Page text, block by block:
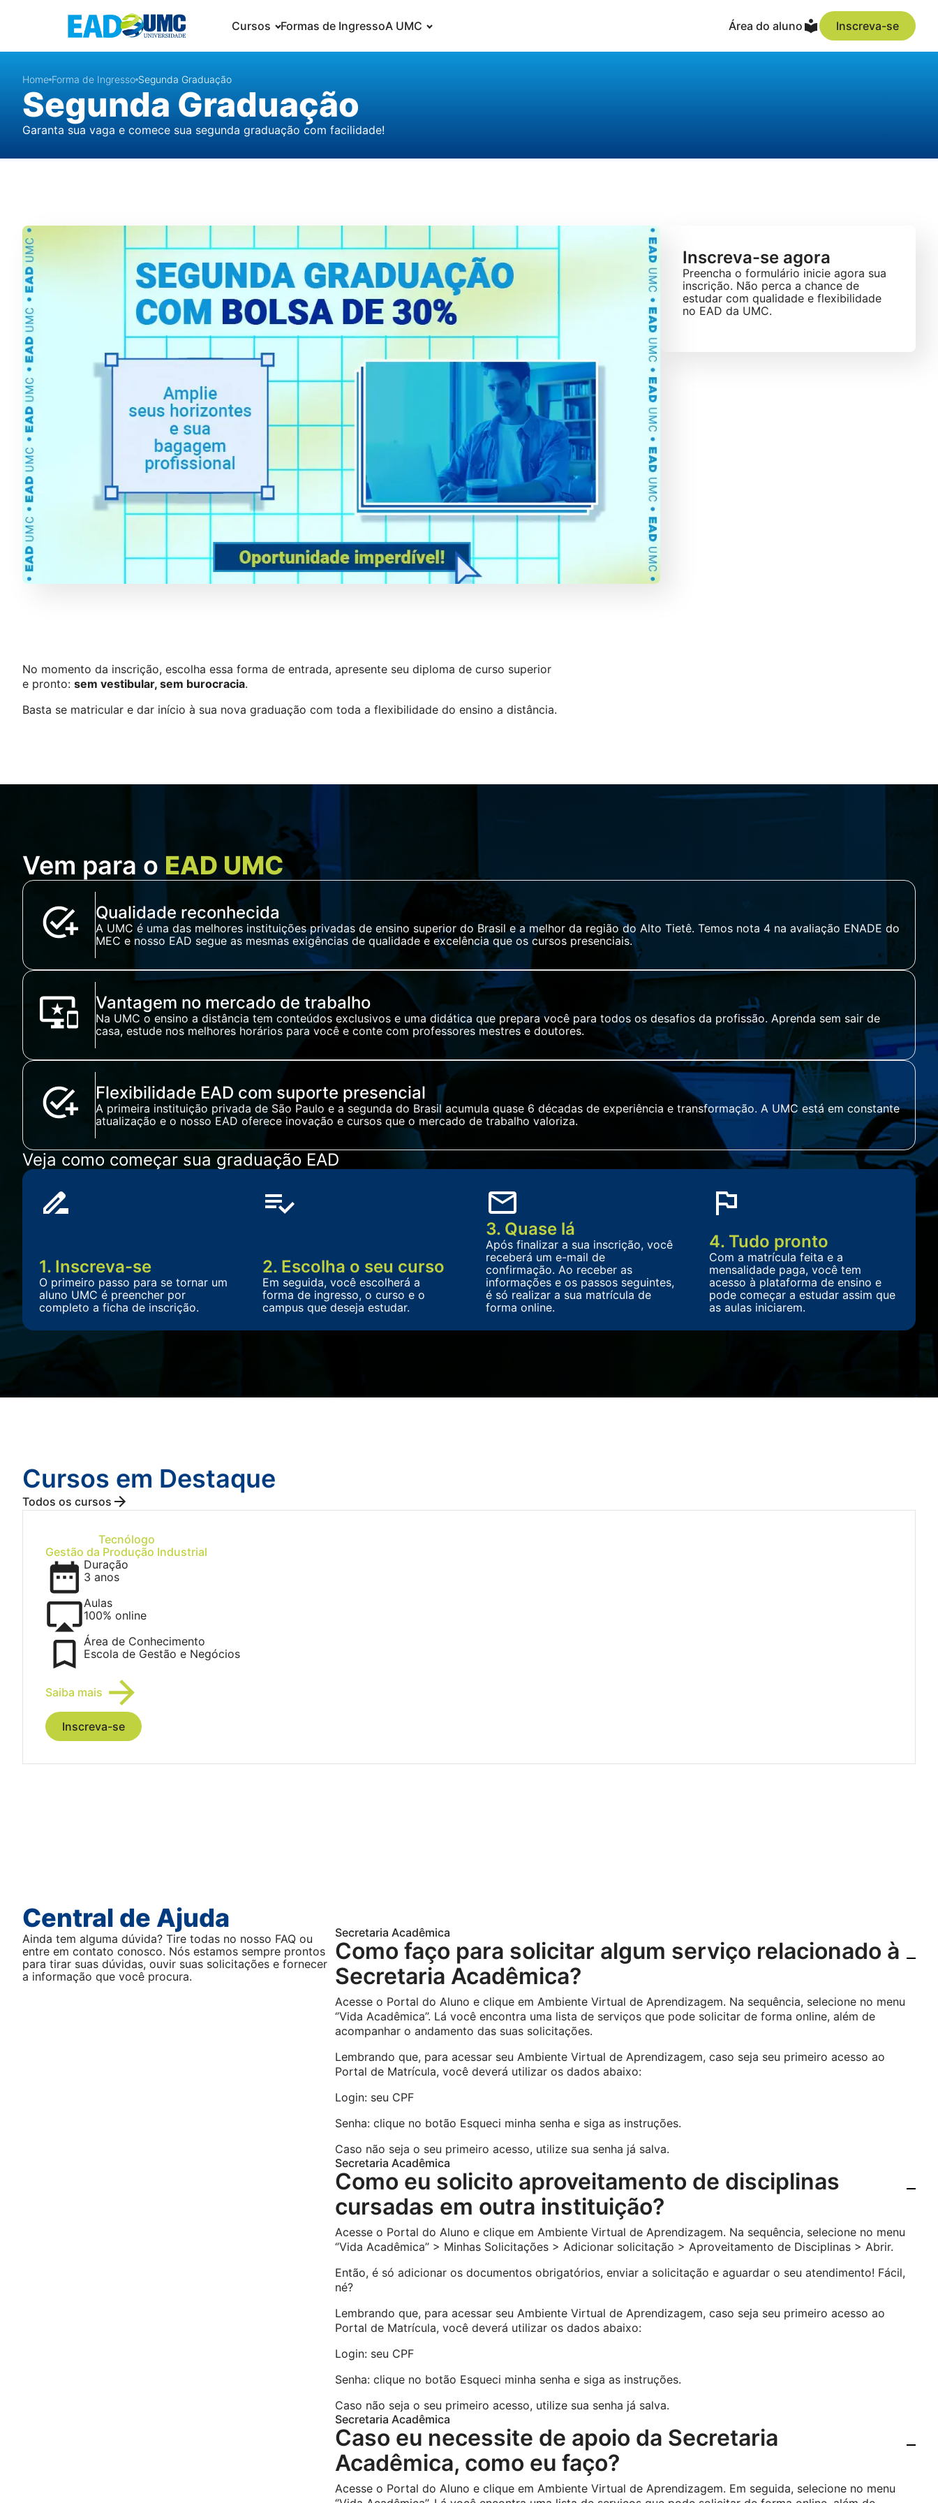
Cursos Formas de IngressoA UMC Área do aluno Inscreva-se
Home Forma de Ingresso Segunda Graduação
Segunda Graduação
Garanta sua vaga e comece sua segunda graduação com facilidade!
Inscreva-se agora
Preencha o formulário inicie agora sua
inscrição. Não perca a chance de
estudar com qualidade e flexibilidade
no EAD da UMC.
No momento da inscrição, escolha essa forma de entrada, apresente seu diploma de curso superior
e pronto: sem vestibular, sem burocracia.
Basta se matricular e dar início à sua nova graduação com toda a flexibilidade do ensino a distância.
Vem para o EAD UMC
Qualidade reconhecida
A UMC é uma das melhores instituições privadas de ensino superior do Brasil e a melhor da região do Alto Tietê. Temos nota 4 na avaliação ENADE do
MEC e nosso EAD segue as mesmas exigências de qualidade e excelência que os cursos presenciais.
Vantagem no mercado de trabalho
Na UMC o ensino a distância tem conteúdos exclusivos e uma didática que prepara você para todos os desafios da profissão. Aprenda sem sair de
casa, estude nos melhores horários para você e conte com professores mestres e doutores.
Flexibilidade EAD com suporte presencial
A primeira instituição privada de São Paulo e a segunda do Brasil acumula quase 6 décadas de experiência e transformação. A UMC está em constante
atualização e o nosso EAD oferece inovação e cursos que o mercado de trabalho valoriza.
Veja como começar sua graduação EAD
1. Inscreva-se
O primeiro passo para se tornar um
aluno UMC é preencher por
completo a ficha de inscrição.
2. Escolha o seu curso
Em seguida, você escolherá a
forma de ingresso, o curso e o
campus que deseja estudar.
3. Quase lá
Após finalizar a sua inscrição, você
receberá um e-mail de
confirmação. Ao receber as
informações e os passos seguintes,
é só realizar a sua matrícula de
forma online.
4. Tudo pronto
Com a matrícula feita e a
mensalidade paga, você tem
acesso à plataforma de ensino e
pode começar a estudar assim que
as aulas iniciarem.
Cursos em Destaque
Todos os cursos
Tecnólogo
Gestão da Produção Industrial
Duração
3 anos
Aulas
100% online
Área de Conhecimento
Escola de Gestão e Negócios
Saiba mais
Inscreva-se
Central de Ajuda
Ainda tem alguma dúvida? Tire todas no nosso FAQ ou
entre em contato conosco. Nós estamos sempre prontos
para tirar suas dúvidas, ouvir suas solicitações e fornecer
a informação que você procura.
Secretaria Acadêmica
Como faço para solicitar algum serviço relacionado à
Secretaria Acadêmica?
Acesse o Portal do Aluno e clique em Ambiente Virtual de Aprendizagem. Na sequência, selecione no menu
‘’Vida Acadêmica’’. Lá você encontra uma lista de serviços que pode solicitar de forma online, além de
acompanhar o andamento das suas solicitações.
Lembrando que, para acessar seu Ambiente Virtual de Aprendizagem, caso seja seu primeiro acesso ao
Portal de Matrícula, você deverá utilizar os dados abaixo:
Login: seu CPF
Senha: clique no botão Esqueci minha senha e siga as instruções.
Caso não seja o seu primeiro acesso, utilize sua senha já salva.
Secretaria Acadêmica
Como eu solicito aproveitamento de disciplinas
cursadas em outra instituição?
Acesse o Portal do Aluno e clique em Ambiente Virtual de Aprendizagem. Na sequência, selecione no menu
‘’Vida Acadêmica’’ > Minhas Solicitações > Adicionar solicitação > Aproveitamento de Disciplinas > Abrir.
Então, é só adicionar os documentos obrigatórios, enviar a solicitação e aguardar o seu atendimento! Fácil,
né?
Lembrando que, para acessar seu Ambiente Virtual de Aprendizagem, caso seja seu primeiro acesso ao
Portal de Matrícula, você deverá utilizar os dados abaixo:
Login: seu CPF
Senha: clique no botão Esqueci minha senha e siga as instruções.
Caso não seja o seu primeiro acesso, utilize sua senha já salva.
Secretaria Acadêmica
Caso eu necessite de apoio da Secretaria
Acadêmica, como eu faço?
Acesse o Portal do Aluno e clique em Ambiente Virtual de Aprendizagem. Em seguida, selecione no menu